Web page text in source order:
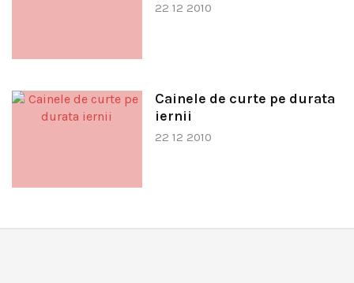
22 12 2010
Cainele de curte pe durata
iernii
22 12 2010